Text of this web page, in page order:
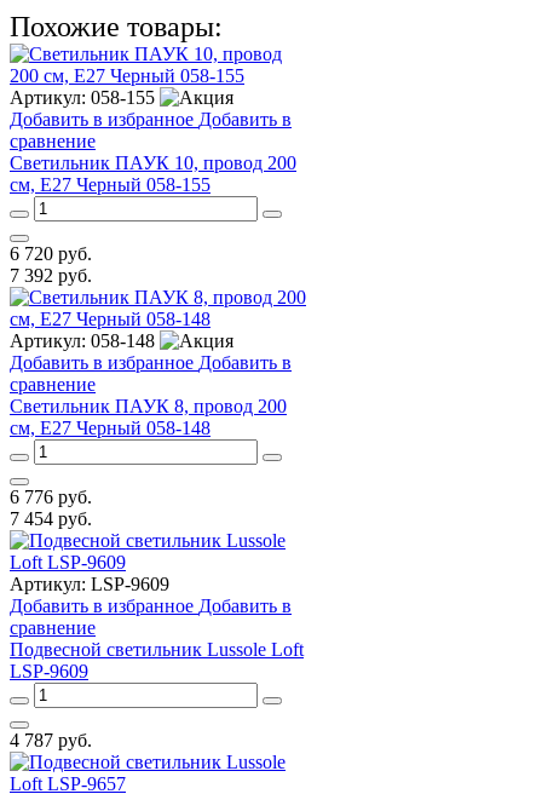
Похожие товары:
Артикул: 058-155
Добавить в избранное Добавить в
сравнение
Светильник ПАУК 10, провод 200
см, E27 Черный 058-155
6 720 руб.
7 392 руб.
Артикул: 058-148
Добавить в избранное Добавить в
сравнение
Светильник ПАУК 8, провод 200
см, E27 Черный 058-148
6 776 руб.
7 454 руб.
Артикул: LSP-9609
Добавить в избранное Добавить в
сравнение
Подвесной светильник Lussole Loft
LSP-9609
4 787 руб.